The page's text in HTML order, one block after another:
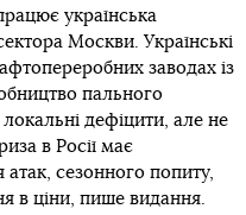
українська
Москви. Українські
заводах із
пального
дефіцити, але не
в Росії має
сезонного попиту,
в ціни, пише видання.